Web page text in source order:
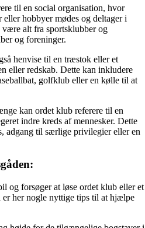
til en social organisation, hvor
hobbyer mødes og deltager i
alt fra sportsklubber og
og foreninger.
henvise til en træstok eller et
eller redskab. Dette kan inkludere
golfklub eller en kølle til at
kan ordet klub referere til en
indre kreds af mennesker. Dette
adgang til særlige privilegier eller en
og forsøger at løse ordet klub eller et
er her nogle nyttige tips til at hjælpe